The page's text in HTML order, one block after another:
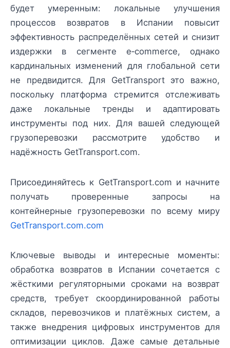
будет умеренным: локальные улучшения
процессов возвратов в Испании повысит
эффективность распределённых сетей и снизит
издержки в сегменте e‑commerce, однако
кардинальных изменений для глобальной сети
не предвидится. Для GetTransport это важно,
поскольку платформа стремится отслеживать
даже локальные тренды и адаптировать
инструменты под них. Для вашей следующей
грузоперевозки рассмотрите удобство и
надёжность GetTransport.com.
Присоединяйтесь к GetTransport.com и начните
получать проверенные запросы на
контейнерные грузоперевозки по всему миру
GetTransport.com.com
Ключевые выводы и интересные моменты:
обработка возвратов в Испании сочетается с
жёсткими регуляторными сроками на возврат
средств, требует скоординированной работы
складов, перевозчиков и платёжных систем, а
также внедрения цифровых инструментов для
оптимизации циклов. Даже самые детальные